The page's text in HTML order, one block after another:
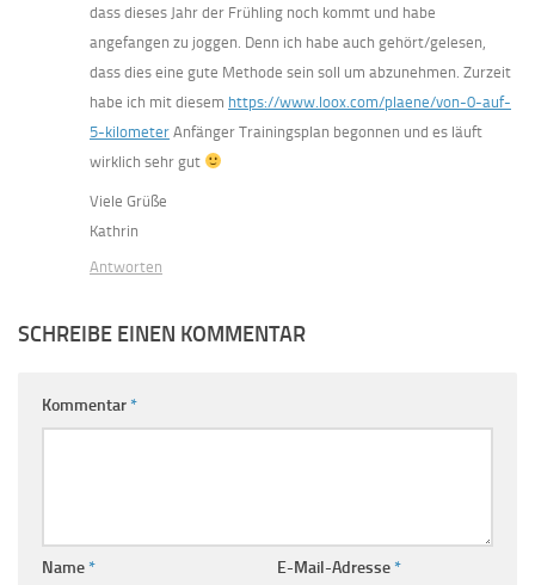
dass dieses Jahr der Frühling noch kommt und habe
angefangen zu joggen. Denn ich habe auch gehört/gelesen,
dass dies eine gute Methode sein soll um abzunehmen. Zurzeit
habe ich mit diesem https://www.loox.com/plaene/von-0-auf-
5-kilometer Anfänger Trainingsplan begonnen und es läuft
wirklich sehr gut
Viele Grüße
Kathrin
Antworten
SCHREIBE EINEN KOMMENTAR
Kommentar*
Name* E-Mail-Adresse*